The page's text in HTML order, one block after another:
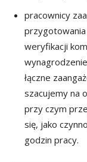
pracownicy
weryfikacji
łączne
szacujemy na
przy czym
się, jako
godzin pracy.